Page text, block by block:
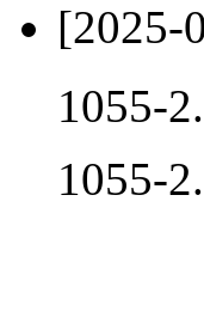
[2025-
1055-
1055-